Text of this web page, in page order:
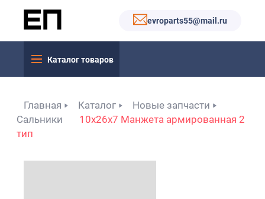
evroparts55@mail.ru
Каталог товаров
Главная Каталог
Новые запчасти
Сальники
10x26x7 Манжета армированная 2
тип